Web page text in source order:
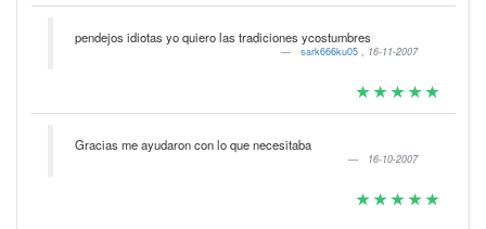
pendejos idiotas yo quiero las tradiciones ycostumbres
sark666ku05 , 16-11-2007
Gracias me ayudaron con lo que necesitaba
16-10-2007